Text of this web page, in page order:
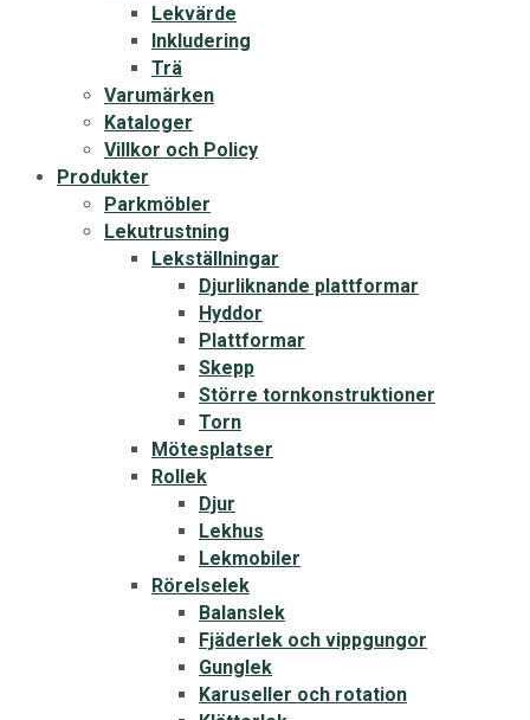
Lekvärde
Inkludering
Trä
Varumärken
Kataloger
Villkor och Policy
Produkter
Parkmöbler
Lekutrustning
Lekställningar
Djurliknande plattformar
Hyddor
Plattformar
Skepp
Större tornkonstruktioner
Torn
Mötesplatser
Rollek
Djur
Lekhus
Lekmobiler
Rörelselek
Balanslek
Fjäderlek och vippgungor
Gunglek
Karuseller och rotation